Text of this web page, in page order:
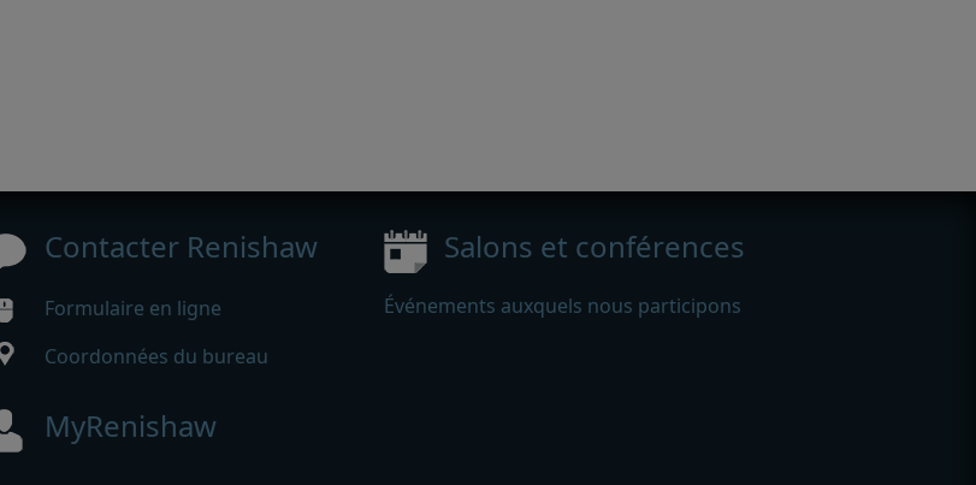
Contacter Renishaw
Formulaire en ligne
Coordonnées du bureau
MyRenishaw
Salons et conférences
Événements auxquels nous participons